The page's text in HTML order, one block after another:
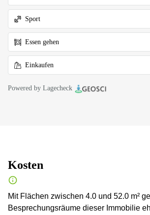
Sport
Essen gehen
Einkaufen
Powered by Lagecheck
Kosten
Mit Flächen zwischen 4.0 und 52.0 m²
Besprechungsräume dieser Immobilie